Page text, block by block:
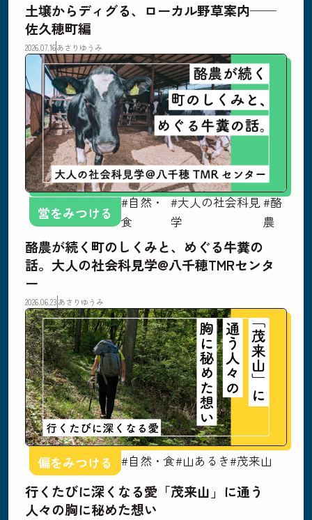
土壌からディグる、ローカル野草案内──
佐久穂町編
2026.07.16あさりゆうみ
営をみつける
#自然・
食
#大人の社会科見
学
#酪
農
酪農が続く町のしくみと、めぐる牛糞の
話。大人の社会科見学@八千穂TMRセンタ
ー
2026.06.23あさりゆうみ
偏をみつける #自然・食#山あるき#茂来山
行くたびに深くなる愛「茂来山」に通う
人々の胸に秘めた想い